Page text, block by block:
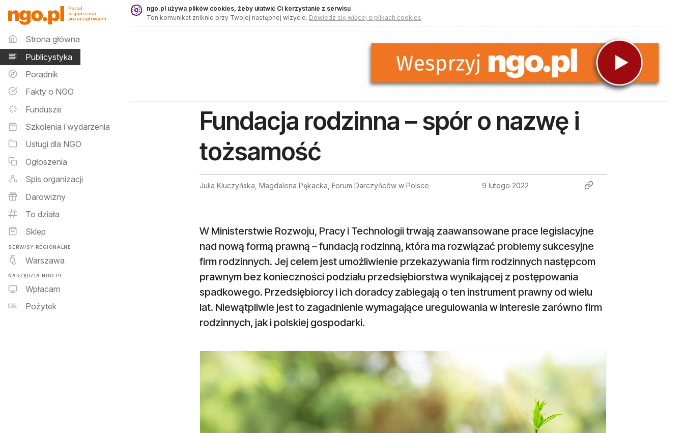
Publicystyka - ngo.pl
Portal
organizacji
pozarządowych
Menu główne
Strona główna
Publicystyka
Poradnik
Fakty o NGO
Fundusze
Szkolenia i wydarzenia
Usługi dla NGO
Ogłoszenia
Spis organizacji
Darowizny
To działa
Sklep
SERWISY REGIONALNE
Warszawa
NARZĘDZIA NGO.PL
Wpłacam
Pożytek
ngo.pl używa plików cookies, żeby ułatwić Ci korzystanie z serwisu
Ten komunikat zniknie przy Twojej następnej wizycie. Dowiedz się więcej o plikach cookies
Fundacja rodzinna – spór o nazwę i
tożsamość
Julia Kluczyńska, Magdalena Pękacka, Forum Darczyńców w Polsce 9 lutego 2022
W Ministerstwie Rozwoju, Pracy i Technologii trwają zaawansowane prace legislacyjne
nad nową formą prawną – fundacją rodzinną, która ma rozwiązać problemy sukcesyjne
firm rodzinnych. Jej celem jest umożliwie­nie przekazywania firm rodzinnych następcom
prawnym bez konieczności podziału przedsiębiorstwa wynika­jącej z postępowania
spadkowego. Przedsiębiorcy i ich doradcy zabie­gają o ten instrument prawny od wielu
lat. Niewątpliwie jest to zagadnienie wymagające uregulowania w interesie zarówno firm
rodzinnych, jak i pol­skiej gospodarki.